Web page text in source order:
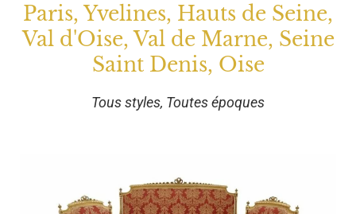
Paris, Yvelines, Hauts de Seine,
Val d'Oise, Val de Marne, Seine
Saint Denis, Oise
Tous styles, Toutes époques